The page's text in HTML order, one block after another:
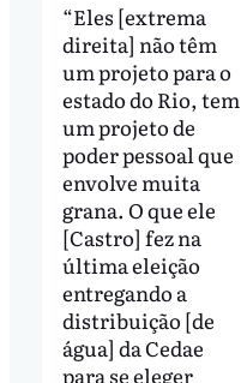
“Eles [extrema
direita] não têm
um projeto para o
estado do Rio, tem
um projeto de
poder pessoal que
envolve muita
grana. O que ele
[Castro] fez na
última eleição
entregando a
distribuição [de
água] da Cedae
para se eleger